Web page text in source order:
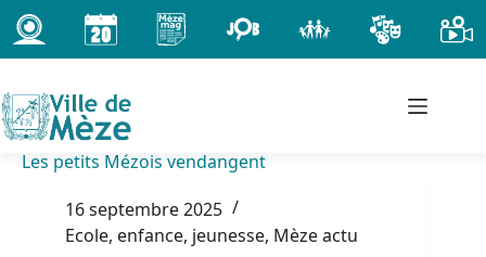
Passer
au
contenu
Les petits Mézois vendangent
16 septembre 2025
Ecole, enfance, jeunesse, Mèze actu